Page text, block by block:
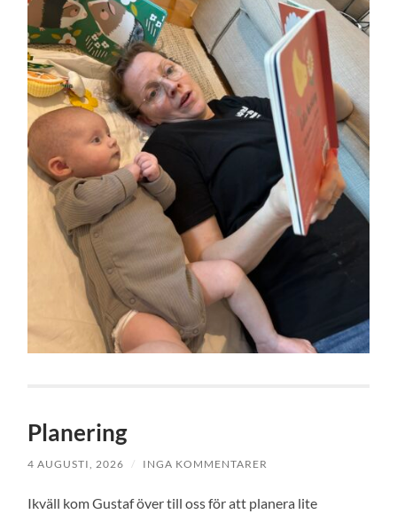
Planering
4 AUGUSTI, 2026 / INGA KOMMENTARER
Ikväll kom Gustaf över till oss för att planera lite